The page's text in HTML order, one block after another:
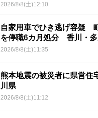
2026/8/8(土)12:10
自家用車でひき逃げ容疑
を停職6カ月処分 香川・
2026/8/8(土)11:35
熊本地震の被災者に県営
川県
2026/8/8(土)11:12